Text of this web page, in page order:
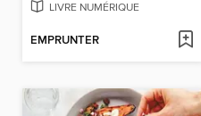
LIVRE NUMÉRIQUE
EMPRUNTER